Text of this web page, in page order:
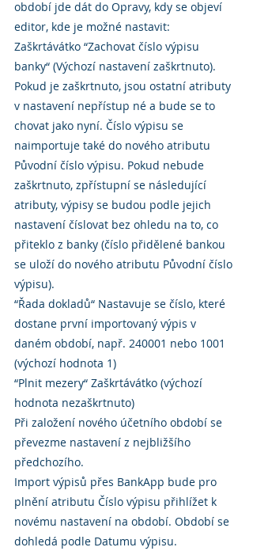
období jde dát do Opravy, kdy se objeví
editor, kde je možné nastavit:
Zaškrtávátko “Zachovat číslo výpisu
banky“ (Výchozí nastavení zaškrtnuto).
Pokud je zaškrtnuto, jsou ostatní atributy
v nastavení nepřístup né a bude se to
chovat jako nyní. Číslo výpisu se
naimportuje také do nového atributu
Původní číslo výpisu. Pokud nebude
zaškrtnuto, zpřístupní se následující
atributy, výpisy se budou podle jejich
nastavení číslovat bez ohledu na to, co
přiteklo z banky (číslo přidělené bankou
se uloží do nového atributu Původní číslo
výpisu).
“Řada dokladů“ Nastavuje se číslo, které
dostane první importovaný výpis v
daném období, např. 240001 nebo 1001
(výchozí hodnota 1)
“Plnit mezery“ Zaškrtávátko (výchozí
hodnota nezaškrtnuto)
Při založení nového účetního období se
převezme nastavení z nejbližšího
předchozího.
Import výpisů přes BankApp bude pro
plnění atributu Číslo výpisu přihlížet k
novému nastavení na období. Období se
dohledá podle Datumu výpisu.